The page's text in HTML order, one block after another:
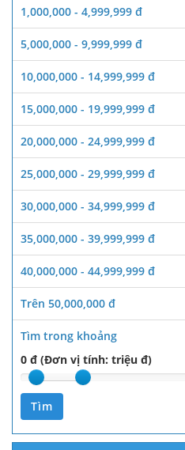
1,000,000 - 4,999,999 đ
5,000,000 - 9,999,999 đ
10,000,000 - 14,999,999 đ
15,000,000 - 19,999,999 đ
20,000,000 - 24,999,999 đ
25,000,000 - 29,999,999 đ
30,000,000 - 34,999,999 đ
35,000,000 - 39,999,999 đ
40,000,000 - 44,999,999 đ
Trên 50,000,000 đ
Tìm trong khoảng
0 đ (Đơn vị tính: triệu đ)
Tìm